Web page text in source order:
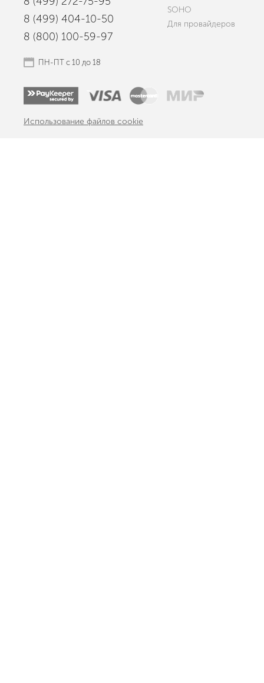
8 (499) 404-10-50
8 (800) 100-59-97
ПН-ПТ с 10 до 18
SOHO
Для провайдеров
Использование файлов cookie